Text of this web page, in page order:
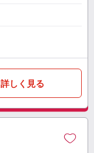
詳しく見る